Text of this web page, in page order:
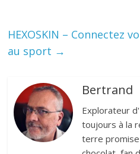
HEXOSKIN – Connectez
au sport →
Bertrand
Explorateur
toujours à la
terre